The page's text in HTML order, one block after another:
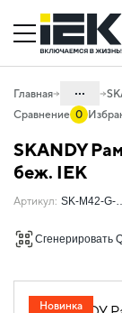
Главная ...
06.
06.01
06.01.02
Сравнение 0
SKANDY
беж. IEK
Новинка
Артикул: SK-M42-G-
Сгенерировать